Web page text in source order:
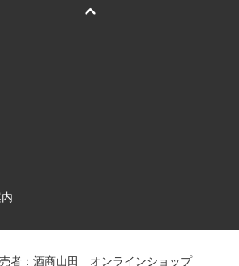
者：酒商山田 オンラインショップ